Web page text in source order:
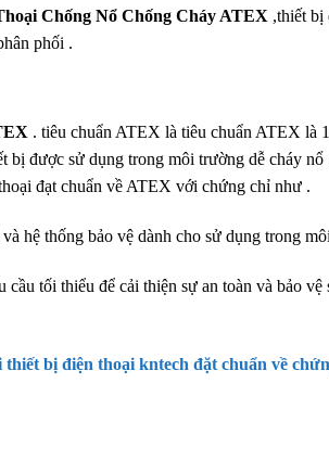
Chống Nổ Chống Cháy ATEX ,thiết bị
phối .
. tiêu chuẩn ATEX là tiêu chuẩn ATEX là
bị được sử dụng trong môi trường dễ cháy
đạt chuẩn về ATEX với chứng chỉ như .
hệ thống bảo vệ dành cho sử dụng trong
tối thiểu để cải thiện sự an toàn và bảo
bị điện thoại kntech đặt chuẩn về